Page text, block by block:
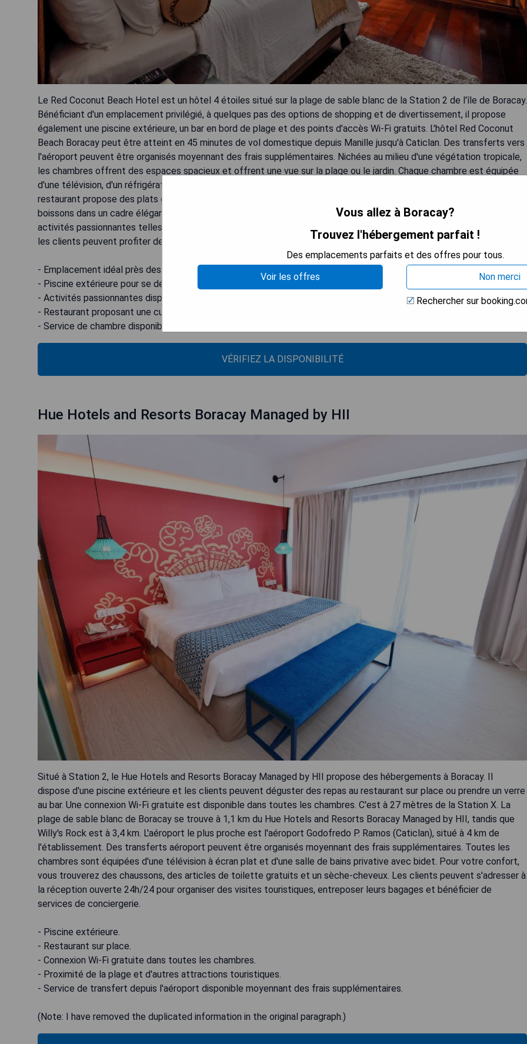
Le Red Coconut Beach Hotel est un hôtel 4 étoiles situé sur la plage de sable blanc de la Station 2 de l'île de Boracay.
Bénéficiant d'un emplacement privilégié, à quelques pas des options de shopping et de divertissement, il propose
également une piscine extérieure, un bar en bord de plage et des points d'accès Wi-Fi gratuits. L'hôtel Red Coconut
Beach Boracay peut être atteint en 45 minutes de vol domestique depuis Manille jusqu'à Caticlan. Des transferts vers
l'aéroport peuvent être organisés moyennant des frais supplémentaires. Nichées au milieu d'une végétation tropicale,
les chambres offrent des espaces spacieux et offrent une vue sur la plage ou le jardin. Chaque chambre est équipée
d'une télévision, d'un réfrigérateur et d'un coffre-fort. Certaines chambres disposent également de balcons privés. Le
restaurant propose des plats grillés et à la plaque chauffante, tandis que le Coco Bar sert une grande variété de
boissons dans un cadre élégant. Un service en chambre est disponible. L'hôtel Red Coconut Beach propose des
activités passionnantes telles que la plongée, le ski nautique et les excursions en bateau. Pour un après-midi relaxant,
les clients peuvent profiter de massages à l'hôtel.
- Emplacement idéal près des commerces et du divertissement
- Piscine extérieure pour se détendre
- Activités passionnantes disponibles comme la plongée et le ski nautique
- Restaurant proposant une cuisine grillée savoureuse
- Service de chambre disponible pour plus de commodité.
VÉRIFIEZ LA DISPONIBILITÉ
Hue Hotels and Resorts Boracay Managed by HII
Situé à Station 2, le Hue Hotels and Resorts Boracay Managed by HII propose des hébergements à Boracay. Il
dispose d'une piscine extérieure et les clients peuvent déguster des repas au restaurant sur place ou prendre un verre
au bar. Une connexion Wi-Fi gratuite est disponible dans toutes les chambres. C'est à 27 mètres de la Station X. La
plage de sable blanc de Boracay se trouve à 1,1 km du Hue Hotels and Resorts Boracay Managed by HII, tandis que
Willy's Rock est à 3,4 km. L'aéroport le plus proche est l'aéroport Godofredo P. Ramos (Caticlan), situé à 4 km de
l'établissement. Des transferts aéroport peuvent être organisés moyennant des frais supplémentaires. Toutes les
chambres sont équipées d'une télévision à écran plat et d'une salle de bains privative avec bidet. Pour votre confort,
vous trouverez des chaussons, des articles de toilette gratuits et un sèche-cheveux. Les clients peuvent s'adresser à
la réception ouverte 24h/24 pour organiser des visites touristiques, entreposer leurs bagages et bénéficier de
services de conciergerie.
- Piscine extérieure.
- Restaurant sur place.
- Connexion Wi-Fi gratuite dans toutes les chambres.
- Proximité de la plage et d'autres attractions touristiques.
- Service de transfert depuis l'aéroport disponible moyennant des frais supplémentaires.
(Note: I have removed the duplicated information in the original paragraph.)
Vous allez à Boracay?
Trouvez l'hébergement parfait !
Des emplacements parfaits et des offres pour tous.
Voir les offres
Non merci
Rechercher sur